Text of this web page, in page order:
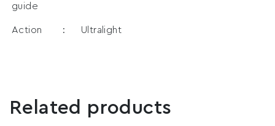
guide
Action : Ultralight
Related products